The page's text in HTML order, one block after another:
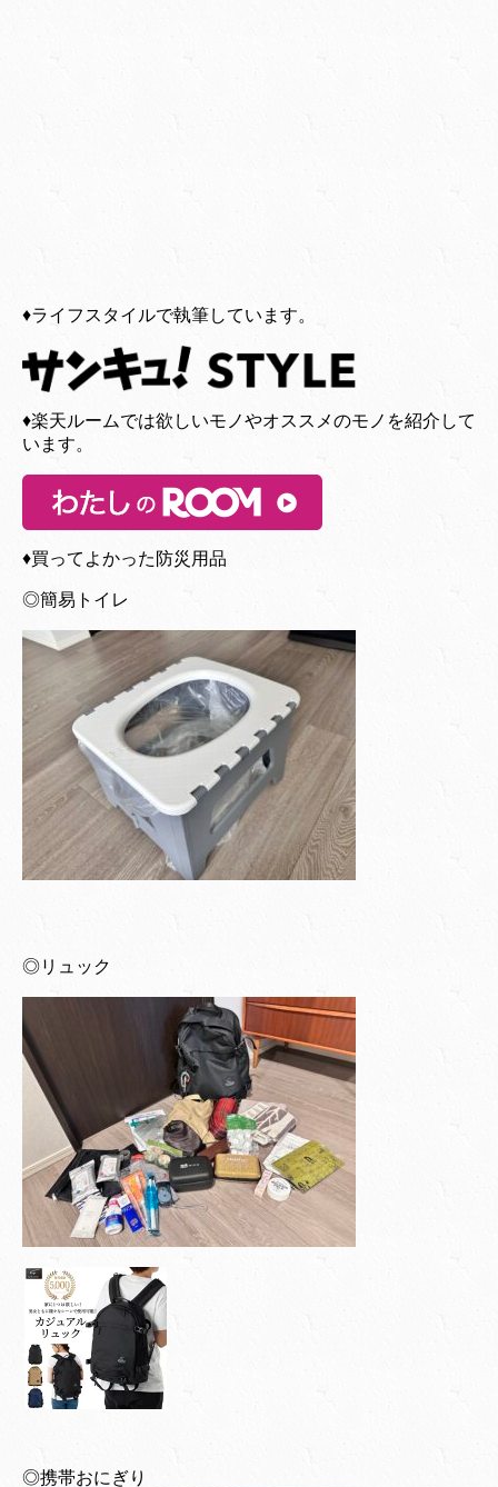
♦︎ライフスタイルで執筆しています。
♦︎楽天ルームでは欲しいモノやオススメのモノを紹介して
います。
♦︎買ってよかった防災用品
◎簡易トイレ
◎リュック
◎携帯おにぎり